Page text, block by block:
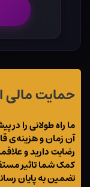
حمایت مالی
ما راه طولانی را
آن زمان و هزینه‌ی
رضایت دارید و
کمک شما تاثیر
تضمین به پایان